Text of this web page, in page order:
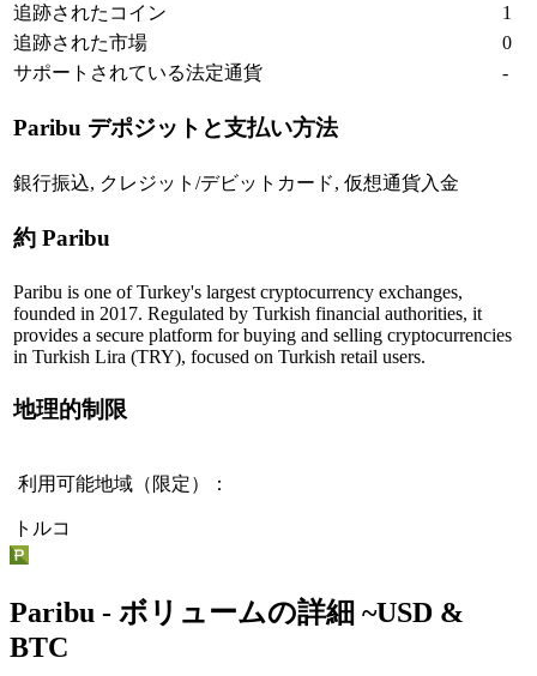
追跡されたコイン
1
追跡された市場
0
サポートされている法定通貨
-
Paribu デポジットと支払い方法
銀行振込, クレジット/デビットカード, 仮想通貨入金
約 Paribu
Paribu is one of Turkey's largest cryptocurrency exchanges,
founded in 2017. Regulated by Turkish financial authorities, it
provides a secure platform for buying and selling cryptocurrencies
in Turkish Lira (TRY), focused on Turkish retail users.
地理的制限
利用可能地域（限定）：
トルコ
Paribu - ボリュームの詳細 ~USD &
BTC